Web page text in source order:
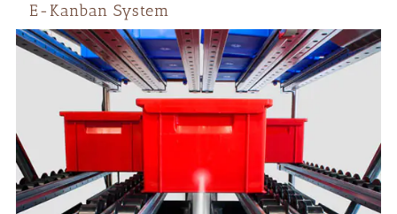
E-Kanban System